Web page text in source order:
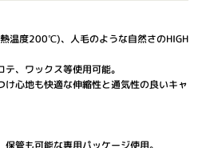
温度200℃)、人毛のような自然さのHIGH
、ワックス等使用可能。
心地も快適な伸縮性と通気性の良いキャ
管も可能な専用パッケージ使用。